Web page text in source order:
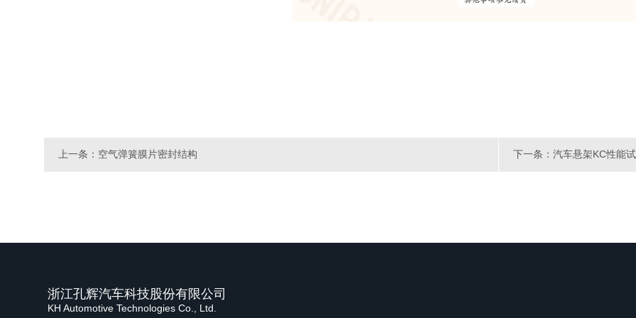
上一条：空气弹簧膜片密封结构 下一条：汽车悬架KC性能
浙江孔辉汽车科技股份有限公司
KH Automotive Technologies Co., Ltd.